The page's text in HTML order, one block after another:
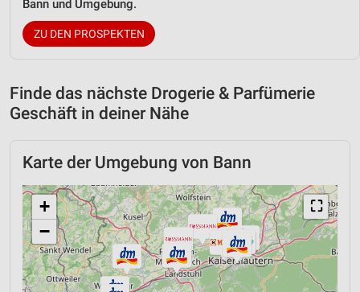
Bann und Umgebung.
ZU DEN PROSPEKTEN
Finde das nächste Drogerie & Parfümerie
Geschäft in deiner Nähe
Karte der Umgebung von Bann
⛶
+
−